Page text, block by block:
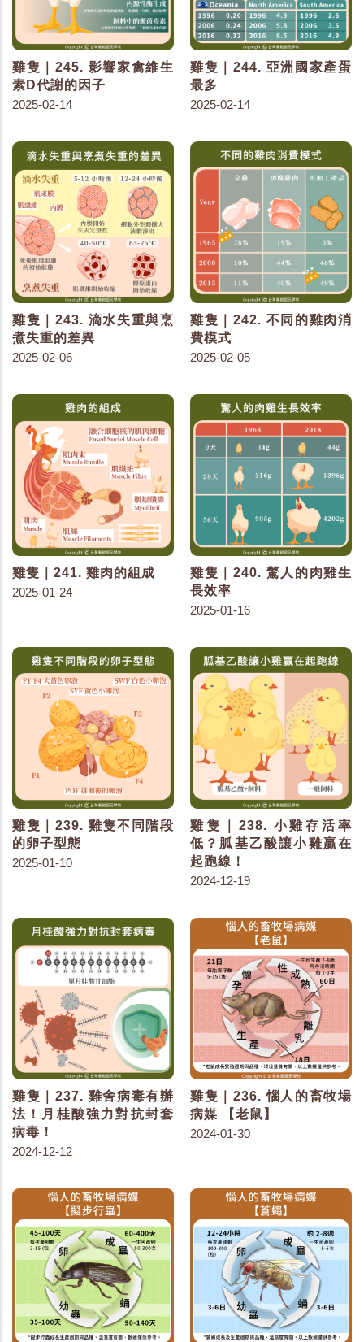
雞隻｜245. 影響家禽維生
素D代謝的因子
2025-02-14
雞隻｜244. 亞洲國家產蛋
最多
2025-02-14
雞隻｜243. 滴水失重與烹
煮失重的差異
2025-02-06
雞隻｜242. 不同的雞肉消
費模式
2025-02-05
雞隻｜241. 雞肉的組成
2025-01-24
雞隻｜240. 驚人的肉雞生
長效率
2025-01-16
雞隻｜239. 雞隻不同階段
的卵子型態
2025-01-10
雞隻｜238. 小雞存活率
低？胍基乙酸讓小雞贏在
起跑線！
2024-12-19
雞隻｜237. 雞舍病毒有辦
法！月桂酸強力對抗封套
病毒！
2024-12-12
雞隻｜236. 惱人的畜牧場
病媒 【老鼠】
2024-01-30